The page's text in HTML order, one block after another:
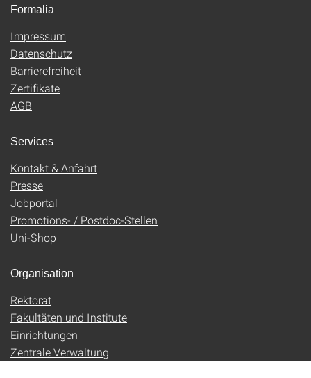
Formalia
Impressum
Datenschutz
Barrierefreiheit
Zertifikate
AGB
Services
Kontakt & Anfahrt
Presse
Jobportal
Promotions- / Postdoc-Stellen
Uni-Shop
Organisation
Rektorat
Fakultäten und Institute
Einrichtungen
Zentrale Verwaltung